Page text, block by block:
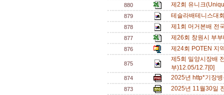
880 제2회 유니크
879 테슬라배테니스대
878 제1회 머거본배 전
877 제26회 창원시 부
876 제24회 POTEN 지
875
제5회 밀양시장배
부)12.05/12.7[0]
874 2025년 http*기장
873 2025년 11월30일